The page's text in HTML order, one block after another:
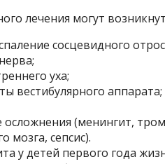
лечения могут
сосцевидного
уха;
вестибулярного аппарата;
(менингит,
мозга, сепсис).
у детей первого года